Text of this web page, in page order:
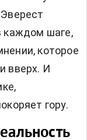
каждом шаге,
которое
вверх. И
гору.